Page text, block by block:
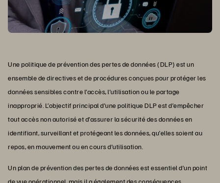
Une politique de prévention des pertes de données (DLP) est un
ensemble de directives et de procédures conçues pour protéger les
données sensibles contre l’accès, l’utilisation ou le partage
inapproprié. L’objectif principal d’une politique DLP est d’empêcher
tout accès non autorisé et d’assurer la sécurité des données en
identifiant, surveillant et protégeant les données, qu’elles soient au
repos, en mouvement ou en cours d’utilisation.
Un plan de prévention des pertes de données est essentiel d’un point